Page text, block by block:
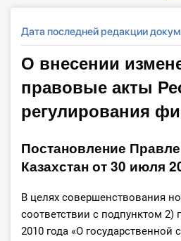
Дата последней редакции
О внесении
правовые акты
регулирования
Постановление
Казахстан от 30 июля
В целях совершенствования
соответствии с подпунктом 2)
2010 года «О